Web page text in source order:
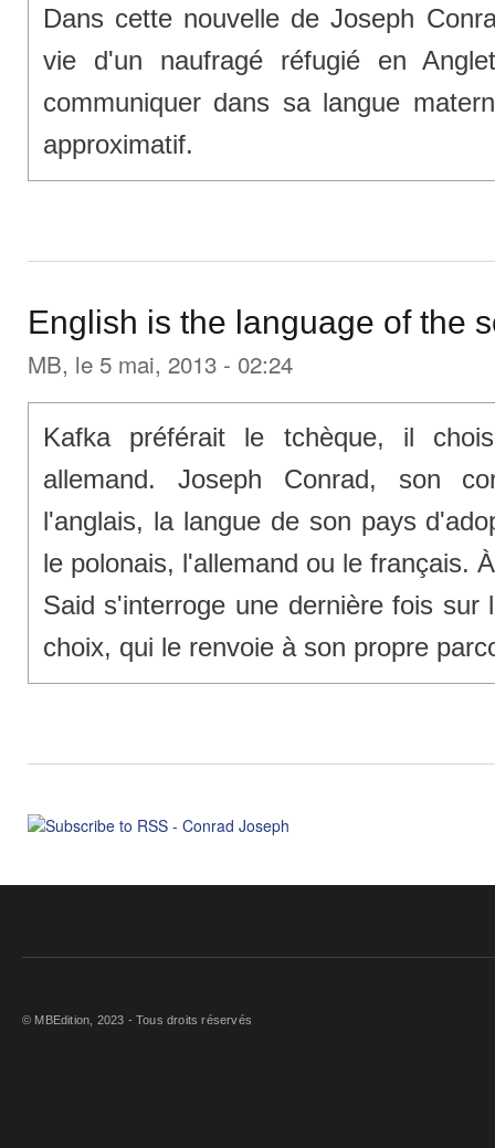
Dans cette nouvelle de Joseph
vie d'un naufragé réfugié en
communiquer dans sa langue
approximatif.
English is the language of the
MB, le 5 mai, 2013 - 02:24
Kafka préférait le tchèque, il
allemand. Joseph Conrad, son
l'anglais, la langue de son pays
le polonais, l'allemand ou le français.
Said s'interroge une dernière fois sur
choix, qui le renvoie à son propre
© MBEdition, 2023 - Tous droits réservés